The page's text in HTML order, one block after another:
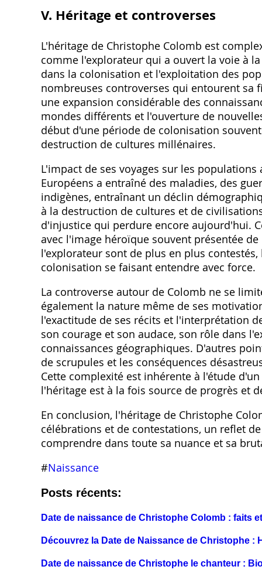
V. Héritage et controverses
L'héritage de Christophe Colomb est
comme l'explorateur qui a ouvert la voie à
dans la colonisation et l'exploitation des
nombreuses controverses qui entourent sa
une expansion considérable des
mondes différents et l'ouverture de
début d'une période de colonisation
destruction de cultures millénaires.
L'impact de ses voyages sur les
Européens a entraîné des maladies, des
indigènes, entraînant un déclin
à la destruction de cultures et de
d'injustice qui perdure encore aujourd'hui.
avec l'image héroïque souvent présentée
l'explorateur sont de plus en plus
colonisation se faisant entendre avec force.
La controverse autour de Colomb ne se
également la nature même de ses
l'exactitude de ses récits et l'interprétation
son courage et son audace, son rôle dans
connaissances géographiques. D'autres
de scrupules et les conséquences
Cette complexité est inhérente à l'étude
l'héritage est à la fois source de progrès et
En conclusion, l'héritage de Christophe
célébrations et de contestations, un reflet
comprendre dans toute sa nuance et sa
#Naissance
Posts récents:
Date de naissance de Christophe Colomb : faits
Découvrez la Date de Naissance de Christophe :
Date de naissance de Christophe le chanteur :